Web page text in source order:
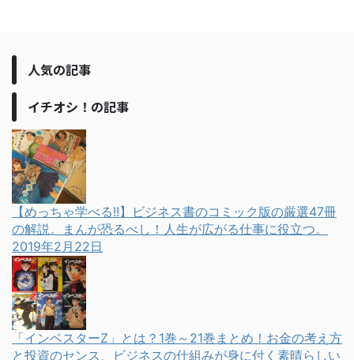
人気の記事
イチオシ！の記事
【めっちゃ学べる!!】ビジネス書のコミック版の厳選47冊
の解説。まんが恐るべし！人生が広がる仕事に役立つ。
2019年2月22日
「インベスターZ」とは？1巻～21巻まとめ！お金の考え方
と投資のセンス、ビジネスの仕組みが身に付く素晴らしい